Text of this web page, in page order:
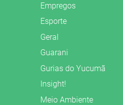
Empregos
Esporte
Geral
Guarani
Gurias do Yucumã
Insight!
Meio Ambiente